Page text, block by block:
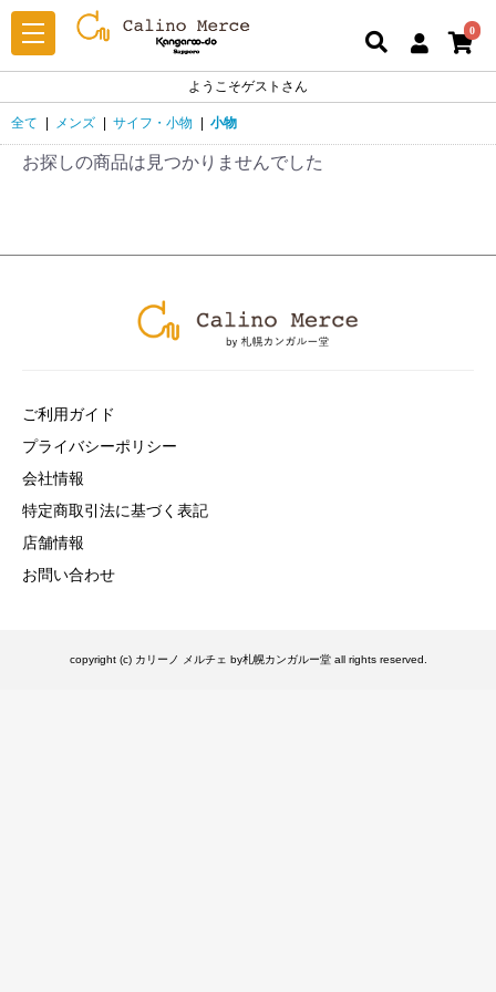
0
ようこそゲストさん
全て | メンズ | サイフ・小物 | 小物
お探しの商品は見つかりませんでした
ご利用ガイド
プライバシーポリシー
会社情報
特定商取引法に基づく表記
店舗情報
お問い合わせ
copyright (c) カリーノ メルチェ by札幌カンガルー堂 all rights reserved.